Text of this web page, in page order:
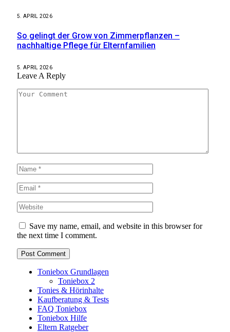
5. APRIL 2026
So gelingt der Grow von Zimmerpflanzen –
nachhaltige Pflege für Elternfamilien
5. APRIL 2026
Leave A Reply
Save my name, email, and website in this browser for
the next time I comment.
Toniebox Grundlagen
Toniebox 2
Tonies & Hörinhalte
Kaufberatung & Tests
FAQ Toniebox
Toniebox Hilfe
Eltern Ratgeber